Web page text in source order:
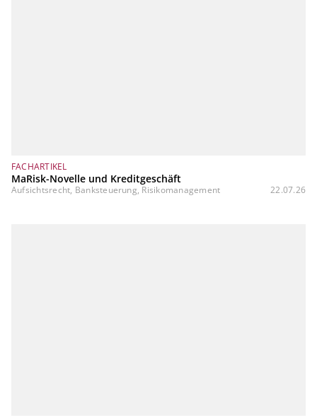
FACHARTIKEL
MaRisk-Novelle und Kreditgeschäft
Aufsichtsrecht, Banksteuerung, Risikomanagement 22.07.26